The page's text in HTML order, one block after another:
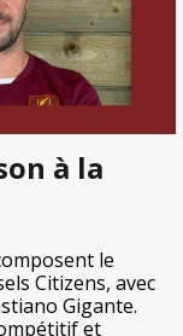
à la
le
Citizens, avec
Gigante.
et